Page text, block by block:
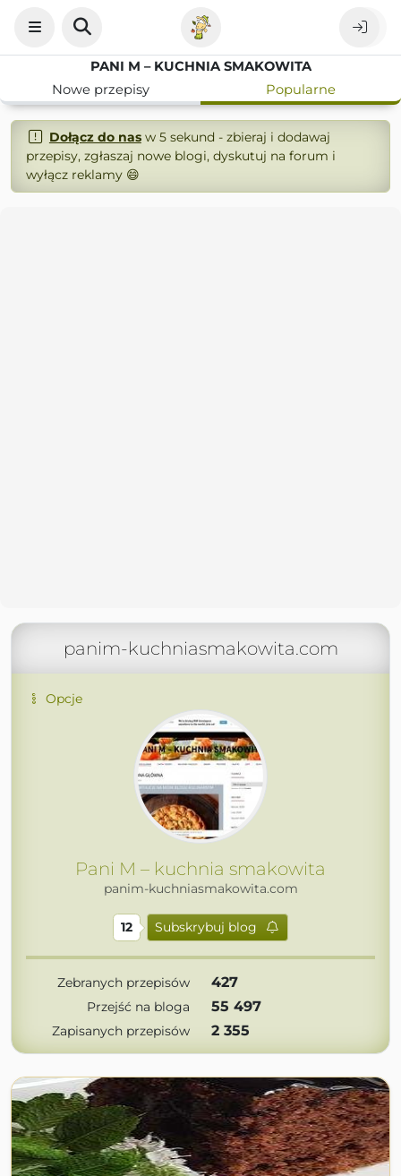
PANI M – KUCHNIA SMAKOWITA
Nowe przepisy
Popularne
Dołącz do nasw 5 sekund - zbieraj i dodawaj
przepisy, zgłaszaj nowe blogi, dyskutuj na forum i
wyłącz reklamy 😄
panim-kuchniasmakowita.com
Opcje
Pani M – kuchnia smakowita
panim-kuchniasmakowita.com
12 Subskrybuj blog
Zebranych przepisów 427
Przejść na bloga 55 497
Zapisanych przepisów 2 355